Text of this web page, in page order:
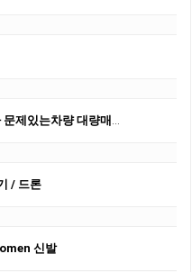
차량 대량매입합니다 ■■
/ 드론
신발